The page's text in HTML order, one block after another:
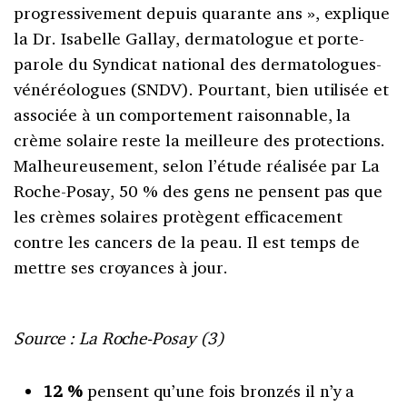
progressivement depuis quarante ans », explique
la Dr. Isabelle Gallay, dermatologue et porte-
parole du Syndicat national des dermatologues-
vénéréologues (SNDV). Pourtant, bien utilisée et
associée à un comportement raisonnable, la
crème solaire reste la meilleure des protections.
Malheureusement, selon l’étude réalisée par La
Roche-Posay, 50 % des gens ne pensent pas que
les crèmes solaires protègent efficacement
contre les cancers de la peau. Il est temps de
mettre ses croyances à jour.
Source : La Roche-Posay (3)
12 %pensent qu’une fois bronzés il n’y a